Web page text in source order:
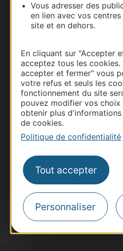
Vous adresser des
en lien avec vos
site et en dehors.
En cliquant sur "Accepter
acceptez tous les
accepter et fermer" vous
votre refus et seuls les
fonctionnement du site
pouvez modifier vos
obtenir plus
de cookies.
Politique de confidentialité
Tout accepter
Personnaliser
Thermalisme
Business/Mice
Pros d'Occitanie
Site presse et d'influence
Destination Sport
Inscrivez-vous à la lettre
suggestions de séjours, de
Je m'abonne